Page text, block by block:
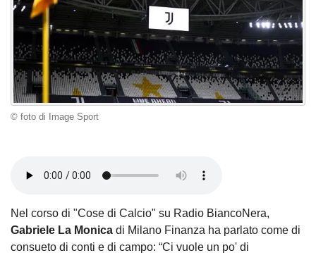
© foto di Image Sport
Nel corso di "Cose di Calcio" su Radio BiancoNera,
Gabriele La Monica di Milano Finanza ha parlato come di
consueto di conti e di campo: “Ci vuole un po' di